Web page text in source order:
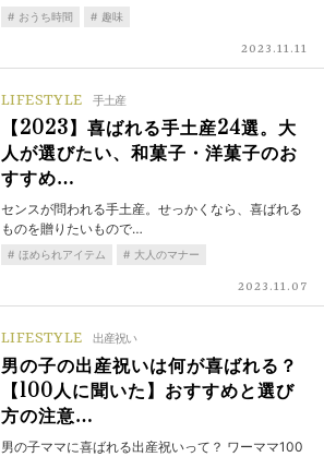
おうち時間 趣味
2023.11.11
LIFESTYLE 手土産
【2023】喜ばれる手土産24選。大
人が選びたい、和菓子・洋菓子のお
すすめ…
センスが問われる手土産。せっかくなら、喜ばれる
ものを贈りたいもので…
ほめられアイテム 大人のマナー
2023.11.07
LIFESTYLE 出産祝い
男の子の出産祝いは何が喜ばれる？
【100人に聞いた】おすすめと選び
方の注意…
男の子ママに喜ばれる出産祝いって？ ワーママ100